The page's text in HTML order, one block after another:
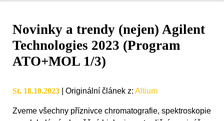
Novinky a trendy (nejen) Agilent
Technologies 2023 (Program
ATO+MOL 1/3)
St, 18.10.2023 Originální článek z: Altium
Zveme všechny příznivce chromatografie, spektroskopie